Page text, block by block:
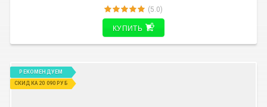
(5.0)
КУПИТЬ